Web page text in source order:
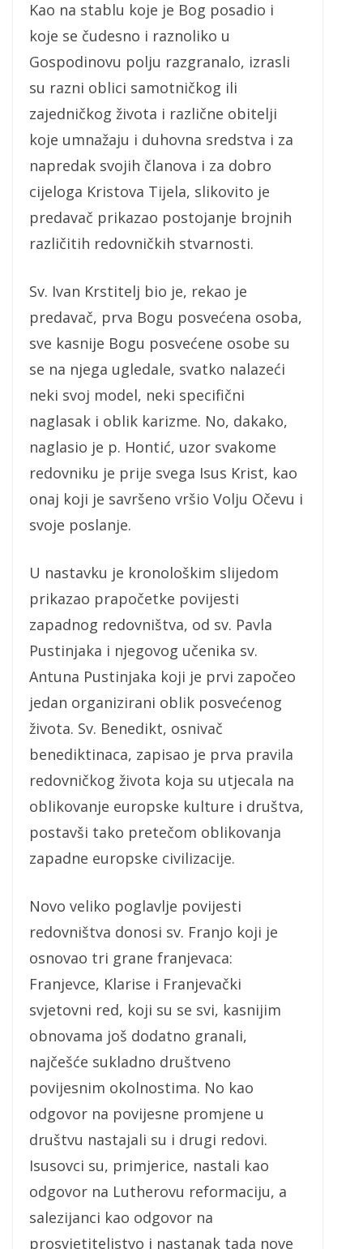
Kao na stablu koje je Bog posadio i
koje se čudesno i raznoliko u
Gospodinovu polju razgranalo, izrasli
su razni oblici samotničkog ili
zajedničkog života i različne obitelji
koje umnažaju i duhovna sredstva i za
napredak svojih članova i za dobro
cijeloga Kristova Tijela, slikovito je
predavač prikazao postojanje brojnih
različitih redovničkih stvarnosti.
Sv. Ivan Krstitelj bio je, rekao je
predavač, prva Bogu posvećena osoba,
sve kasnije Bogu posvećene osobe su
se na njega ugledale, svatko nalazeći
neki svoj model, neki specifični
naglasak i oblik karizme. No, dakako,
naglasio je p. Hontić, uzor svakome
redovniku je prije svega Isus Krist, kao
onaj koji je savršeno vršio Volju Očevu i
svoje poslanje.
U nastavku je kronološkim slijedom
prikazao prapočetke povijesti
zapadnog redovništva, od sv. Pavla
Pustinjaka i njegovog učenika sv.
Antuna Pustinjaka koji je prvi započeo
jedan organizirani oblik posvećenog
života. Sv. Benedikt, osnivač
benediktinaca, zapisao je prva pravila
redovničkog života koja su utjecala na
oblikovanje europske kulture i društva,
postavši tako pretečom oblikovanja
zapadne europske civilizacije.
Novo veliko poglavlje povijesti
redovništva donosi sv. Franjo koji je
osnovao tri grane franjevaca:
Franjevce, Klarise i Franjevački
svjetovni red, koji su se svi, kasnijim
obnovama još dodatno granali,
najčešće sukladno društveno
povijesnim okolnostima. No kao
odgovor na povijesne promjene u
društvu nastajali su i drugi redovi.
Isusovci su, primjerice, nastali kao
odgovor na Lutherovu reformaciju, a
salezijanci kao odgovor na
prosvjetiteljstvo i nastanak tada nove